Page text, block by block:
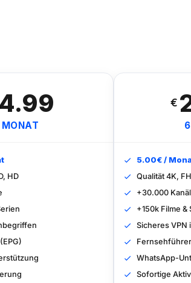
MONAT
HD
€
5.00€ /
Qualität 4K,
+30.000
+150k Filme &
Sicheres VPN
WhatsApp-
Sofortige